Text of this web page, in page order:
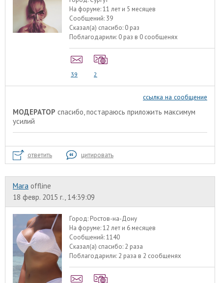
На форуме:11 лет и 5 месяцев
Сообщений: 39
Сказал(а) спасибо: 0 раз
Поблагодарили: 0 раз в 0 сообщенях
39 2
ссылка на сообщение
МОДЕРАТОР спасибо, постараюсь приложить максимум
усилий
ответить цитировать
Mara offline
18 февр. 2015 г., 14:39:09
Город: Ростов-на-Дону
На форуме:12 лет и 6 месяцев
Сообщений:1140
Сказал(а) спасибо: 2 раза
Поблагодарили: 2 раза в 2 сообщенях